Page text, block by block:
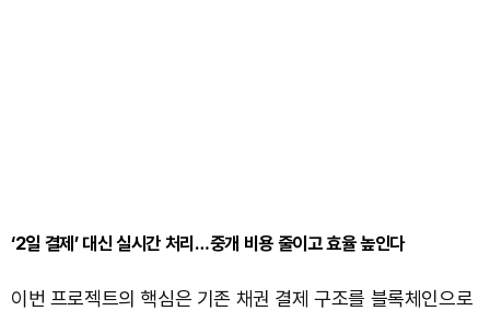
‘2일 결제’ 대신 실시간 처리…중개 비용 줄이고 효율 높인다
이번 프로젝트의 핵심은 기존 채권 결제 구조를 블록체인으로